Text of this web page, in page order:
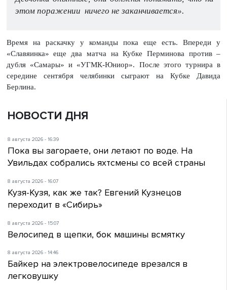
этом поражении ничего не заканчивается».
Время на раскачку у команды пока еще есть. Впереди у
«Славяинка» еще два матча на Кубке Перминова против –
дубля «Самары» и «УГМК-Юниор». После этого турнира в
середине сентября челябинки сыграют на Кубке Давида
Берлина.
НОВОСТИ ДНЯ
8 августа 2026 - 16:39
Пока вы загораете, они летают по воде. На
Увильдах собрались яхтсмены со всей страны
8 августа 2026 - 16:07
Кузя-Кузя, как же так? Евгений Кузнецов
переходит в «Сибирь»
8 августа 2026 - 15:07
Велосипед в щепки, бок машины всмятку
8 августа 2026 - 14:46
Байкер на электровелосипеде врезался в
легковушку